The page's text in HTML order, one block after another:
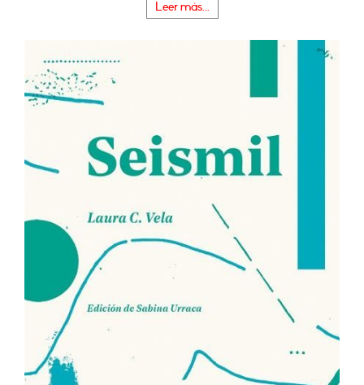
Leer más...